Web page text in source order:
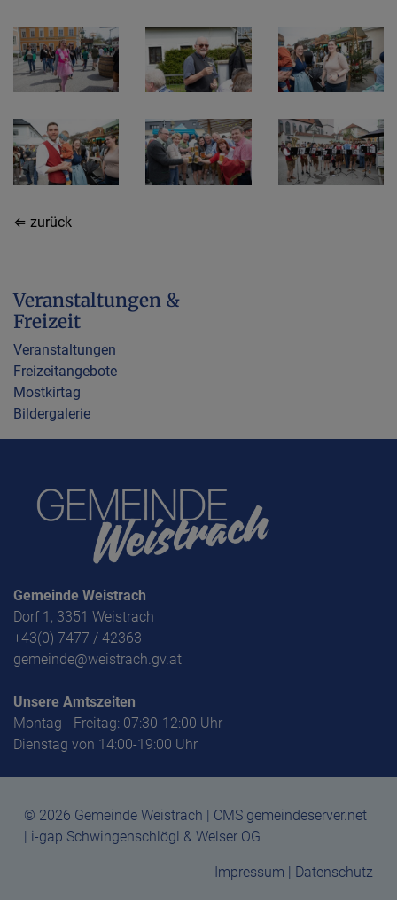
Veranstaltungen &
Freizeit
Veranstaltungen
Freizeitangebote
Mostkirtag
Bildergalerie
⇐ zurück
Gemeinde Weistrach
Dorf 1, 3351 Weistrach
+43(0) 7477 / 42363
gemeinde@weistrach.gv.at
Unsere Amtszeiten
Montag - Freitag: 07:30-12:00 Uhr
Dienstag von 14:00-19:00 Uhr
© 2026 Gemeinde Weistrach | CMS gemeindeserver.net
| i-gap Schwingenschlögl & Welser OG
Impressum | Datenschutz